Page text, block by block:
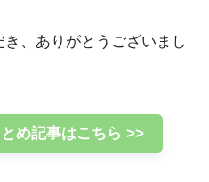
、ありがとうございまし
め記事はこちら >>